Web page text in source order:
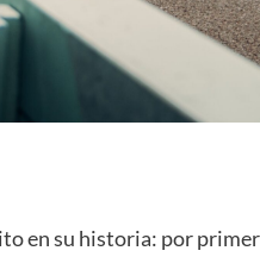
en su historia: por